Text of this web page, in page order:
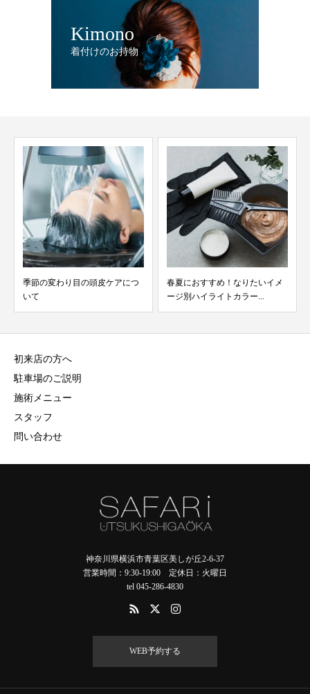
Kimono
着付けのお持物
季節の変わり目の頭皮ケアにつ
いて
春夏におすすめ！なりたいイメ
ージ別ハイライトカラー...
初来店の方へ
駐車場のご説明
施術メニュー
スタッフ
問い合わせ
神奈川県横浜市青葉区美しが丘2-6-37
営業時間：9:30-19:00 定休日：火曜日
tel 045-286-4830
WEB予約する